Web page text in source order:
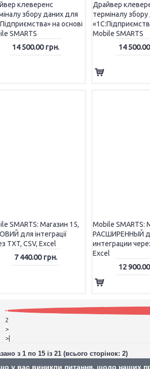
Юнісістем
Гера
клеверенс
збору даних для
на основі
SMARTS
14 500.00 грн.
Драйвер
терміналу
Mobile SMARTS
14
SMARTS: Магазин 15,
для інтеграції
TXT, CSV, Excel
7 440.00 грн.
Mobile SMARTS:
РАСШИРЕННЫЙ
интеграции
Excel
12
1
2
>
>|
з 1 по 15 із 21 (всього сторінок: 2)
у вас виникли питання, щодо наших